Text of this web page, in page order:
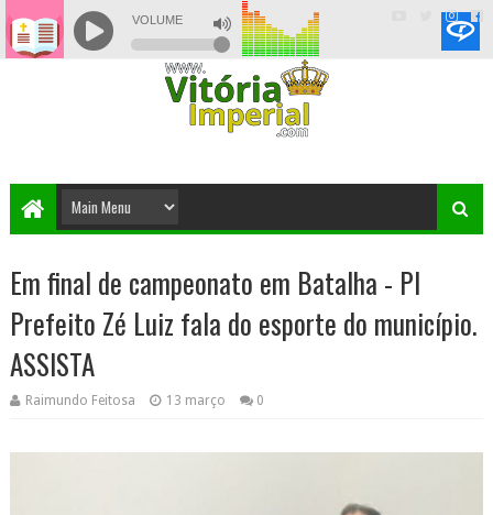
Em final de campeonato em Batalha - PI
Prefeito Zé Luiz fala do esporte do município.
ASSISTA
Raimundo Feitosa 13 março 0